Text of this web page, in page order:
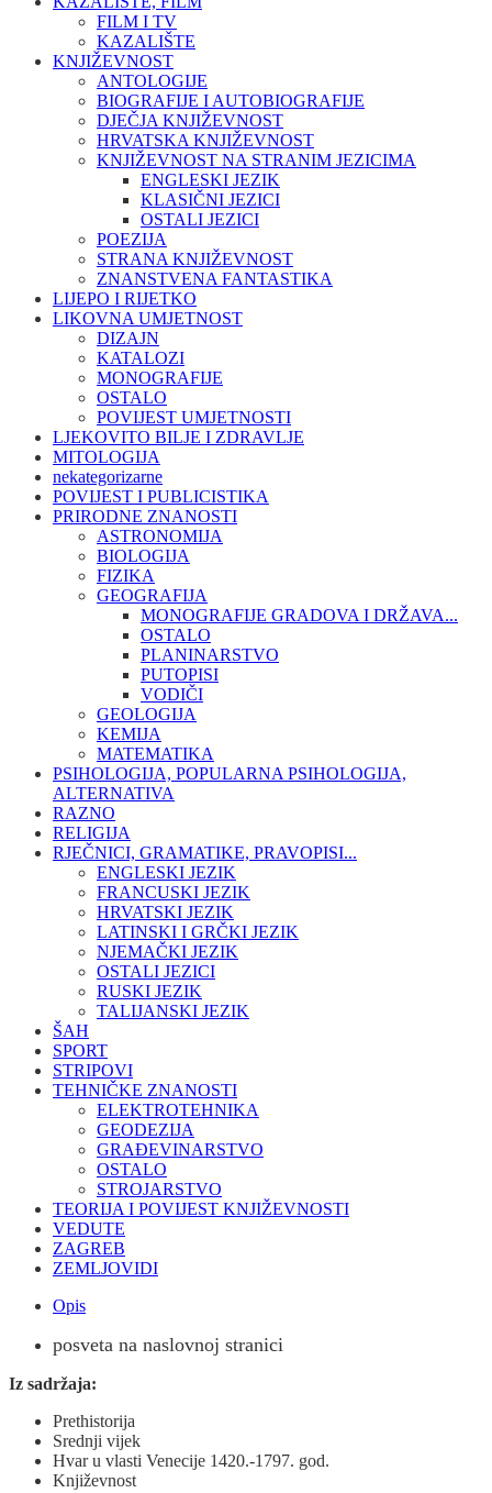
FILM I TV
KAZALIŠTE
KNJIŽEVNOST
ANTOLOGIJE
BIOGRAFIJE I AUTOBIOGRAFIJE
DJEČJA KNJIŽEVNOST
HRVATSKA KNJIŽEVNOST
KNJIŽEVNOST NA STRANIM JEZICIMA
ENGLESKI JEZIK
KLASIČNI JEZICI
OSTALI JEZICI
POEZIJA
STRANA KNJIŽEVNOST
ZNANSTVENA FANTASTIKA
LIJEPO I RIJETKO
LIKOVNA UMJETNOST
DIZAJN
KATALOZI
MONOGRAFIJE
OSTALO
POVIJEST UMJETNOSTI
LJEKOVITO BILJE I ZDRAVLJE
MITOLOGIJA
nekategorizarne
POVIJEST I PUBLICISTIKA
PRIRODNE ZNANOSTI
ASTRONOMIJA
BIOLOGIJA
FIZIKA
GEOGRAFIJA
MONOGRAFIJE GRADOVA I DRŽAVA...
OSTALO
PLANINARSTVO
PUTOPISI
VODIČI
GEOLOGIJA
KEMIJA
MATEMATIKA
PSIHOLOGIJA, POPULARNA PSIHOLOGIJA,
ALTERNATIVA
RAZNO
RELIGIJA
RJEČNICI, GRAMATIKE, PRAVOPISI...
ENGLESKI JEZIK
FRANCUSKI JEZIK
HRVATSKI JEZIK
LATINSKI I GRČKI JEZIK
NJEMAČKI JEZIK
OSTALI JEZICI
RUSKI JEZIK
TALIJANSKI JEZIK
ŠAH
SPORT
STRIPOVI
TEHNIČKE ZNANOSTI
ELEKTROTEHNIKA
GEODEZIJA
GRAĐEVINARSTVO
OSTALO
STROJARSTVO
TEORIJA I POVIJEST KNJIŽEVNOSTI
VEDUTE
ZAGREB
ZEMLJOVIDI
Opis
posveta na naslovnoj stranici
Iz sadržaja:
Prethistorija
Srednji vijek
Hvar u vlasti Venecije 1420.-1797. god.
Književnost